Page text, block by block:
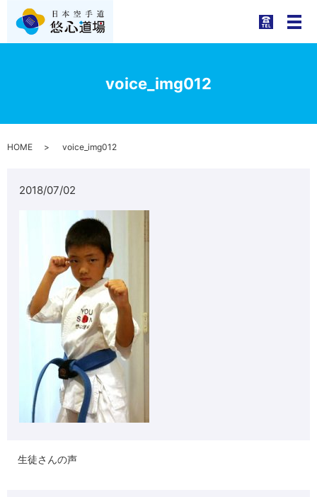
メ
voice_img012
HOME voice_img012
2018/07/02
生徒さんの声